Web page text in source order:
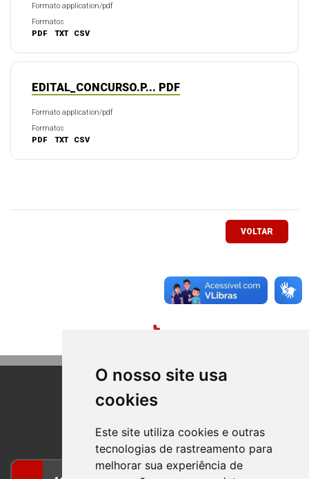
O nosso site usa
cookies
Este site utiliza cookies e outras
tecnologias de rastreamento para
melhorar sua experiência de
Formato application/pdf
Formatos
PDF
TXT CSV
EDITAL_CONCURSO.P... PDF
Formato application/pdf
Formatos
PDF
TXT CSV
VOLTAR
BOM PRINCIPIO
RIO GRANDE DO SUL